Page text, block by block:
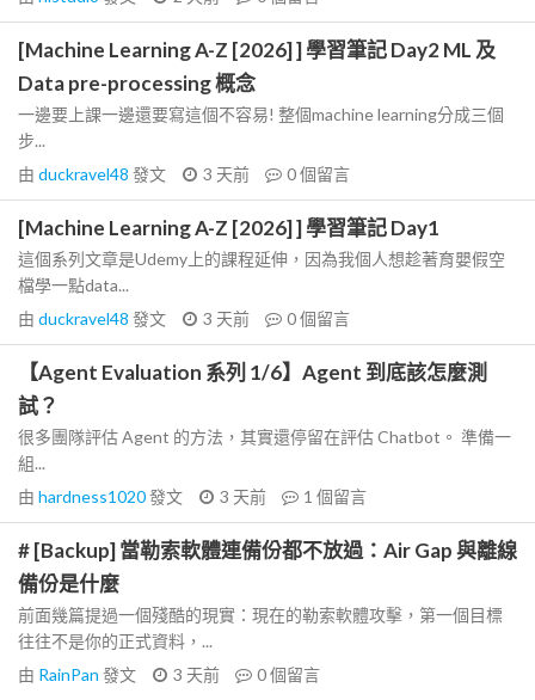
[Machine Learning A-Z [2026] ] 學習筆記 Day2 ML 及
Data pre-processing 概念
一邊要上課一邊還要寫這個不容易! 整個machine learning分成三個
步...
由 duckravel48 發文 3 天前 0個留言
[Machine Learning A-Z [2026] ] 學習筆記 Day1
這個系列文章是Udemy上的課程延伸，因為我個人想趁著育嬰假空
檔學一點data...
由 duckravel48 發文 3 天前 0個留言
【Agent Evaluation 系列 1/6】Agent 到底該怎麼測
試？
很多團隊評估 Agent 的方法，其實還停留在評估 Chatbot。 準備一
組...
由 hardness1020發文 3 天前 1 個留言
# [Backup] 當勒索軟體連備份都不放過：Air Gap 與離線
備份是什麼
前面幾篇提過一個殘酷的現實：現在的勒索軟體攻擊，第一個目標
往往不是你的正式資料，...
由 RainPan 發文 3 天前 0個留言